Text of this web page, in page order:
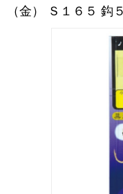
（金） Ｓ１６５ 鈎